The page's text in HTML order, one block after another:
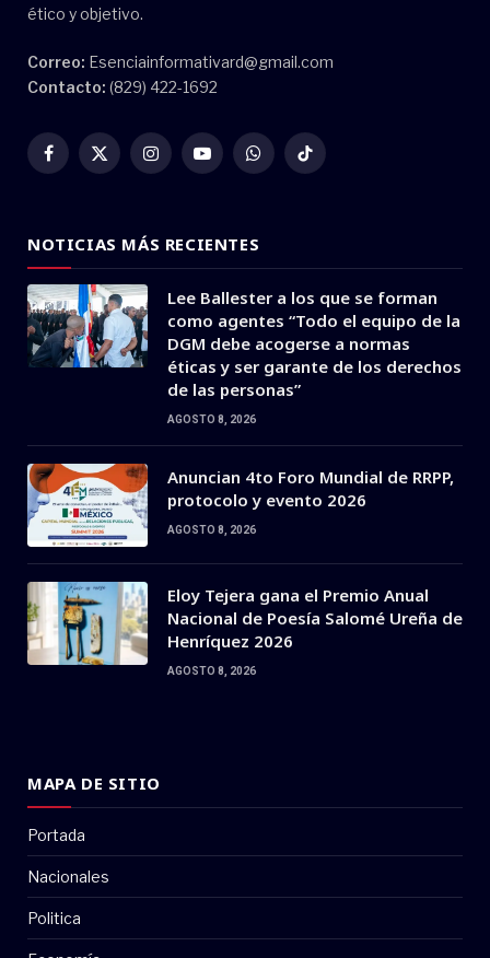
ético y objetivo.
Correo: Esenciainformativard@gmail.com
Contacto: (829) 422-1692
Facebook
X
InstagramYouTubeWhatsAppTikTok
NOTICIAS MÁS RECIENTES
Lee Ballester a los que se forman
como agentes “Todo el equipo de la
DGM debe acogerse a normas
éticas y ser garante de los derechos
de las personas”
AGOSTO 8, 2026
Anuncian 4to Foro Mundial de RRPP,
protocolo y evento 2026
AGOSTO 8, 2026
Eloy Tejera gana el Premio Anual
Nacional de Poesía Salomé Ureña de
Henríquez 2026
AGOSTO 8, 2026
MAPA DE SITIO
Portada
Nacionales
Politica